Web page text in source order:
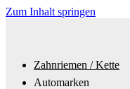
Zum Inhalt springen
Zahnriemen / Kette
Automarken